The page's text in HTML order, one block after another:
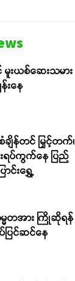
းယစ်ဆေးသမား
န်းနေ
ချိန်တင် မြှင့်တက်၊
ရပ်ကွက်နေ ပြည်
ာင်းရွှေ့
မတအား ကြိုဆိုရန်
ပြင်ဆင်နေ